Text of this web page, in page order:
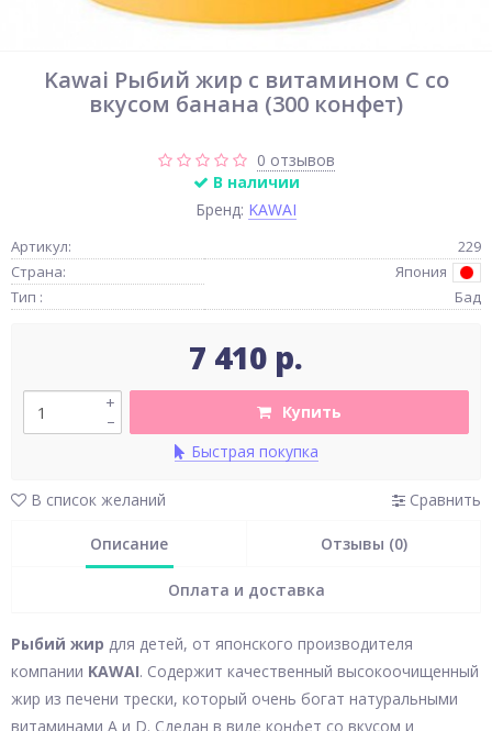
Kawai Рыбий жир с витамином С со
вкусом банана (300 конфет)
0 отзывов
В наличии
Бренд: KAWAI
Артикул:
229
Страна:
Япония
Тип :
Бад
7 410 р.
–
+
Купить
Быстрая покупка
В список желаний Сравнить
Описание Отзывы (0)
Оплата и доставка
Рыбий жир для детей, от японского производителя
компании KAWAI. Содержит качественный высокоочищенный
жир из печени трески, который очень богат натуральными
витаминами A и D. Сделан в виде конфет со вкусом и